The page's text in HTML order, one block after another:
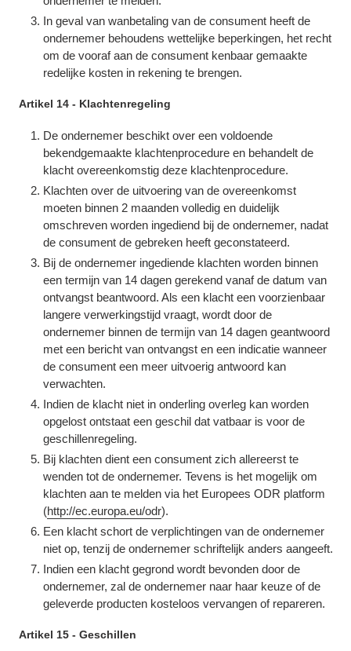
In geval van wanbetaling van de consument heeft de
ondernemer behoudens wettelijke beperkingen, het recht
om de vooraf aan de consument kenbaar gemaakte
redelijke kosten in rekening te brengen.
Artikel 14 - Klachtenregeling
De ondernemer beschikt over een voldoende
bekendgemaakte klachtenprocedure en behandelt de
klacht overeenkomstig deze klachtenprocedure.
Klachten over de uitvoering van de overeenkomst
moeten binnen 2 maanden volledig en duidelijk
omschreven worden ingediend bij de ondernemer, nadat
de consument de gebreken heeft geconstateerd.
Bij de ondernemer ingediende klachten worden binnen
een termijn van 14 dagen gerekend vanaf de datum van
ontvangst beantwoord. Als een klacht een voorzienbaar
langere verwerkingstijd vraagt, wordt door de
ondernemer binnen de termijn van 14 dagen geantwoord
met een bericht van ontvangst en een indicatie wanneer
de consument een meer uitvoerig antwoord kan
verwachten.
Indien de klacht niet in onderling overleg kan worden
opgelost ontstaat een geschil dat vatbaar is voor de
geschillenregeling.
Bij klachten dient een consument zich allereerst te
wenden tot de ondernemer. Tevens is het mogelijk om
klachten aan te melden via het Europees ODR platform
(http://ec.europa.eu/odr).
Een klacht schort de verplichtingen van de ondernemer
niet op, tenzij de ondernemer schriftelijk anders aangeeft.
Indien een klacht gegrond wordt bevonden door de
ondernemer, zal de ondernemer naar haar keuze of de
geleverde producten kosteloos vervangen of repareren.
Artikel 15 - Geschillen